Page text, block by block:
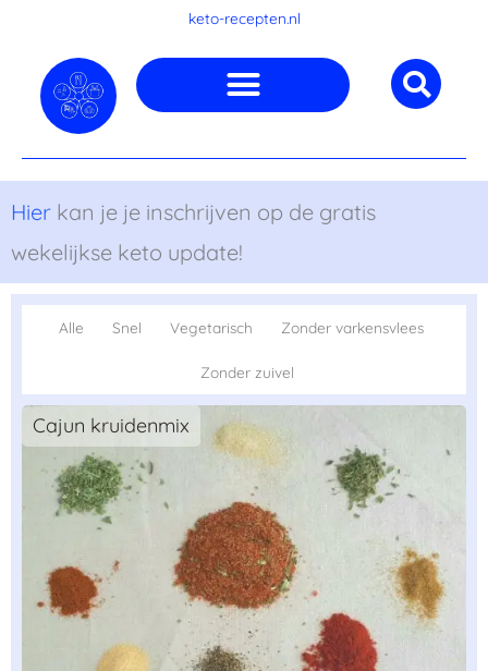
inhoud
keto-recepten.nl
Hier kan je je inschrijven op de gratis
wekelijkse keto update!
Alle Snel Vegetarisch Zonder varkensvlees
Zonder zuivel
Cajun kruidenmix